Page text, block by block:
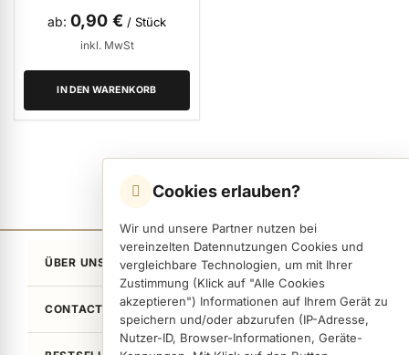
Cookies erlauben?
Wir und unsere Partner nutzen bei
vereinzelten Datennutzungen Cookies und
vergleichbare Technologien, um mit Ihrer
Zustimmung (Klick auf "Alle Cookies
akzeptieren") Informationen auf Ihrem Gerät zu
speichern und/oder abzurufen (IP-Adresse,
Nutzer-ID, Browser-Informationen, Geräte-
ab 0,90 € / Stück
inkl. MwSt
IN DEN WARENKORB
ÜBER UNS
CONTACT